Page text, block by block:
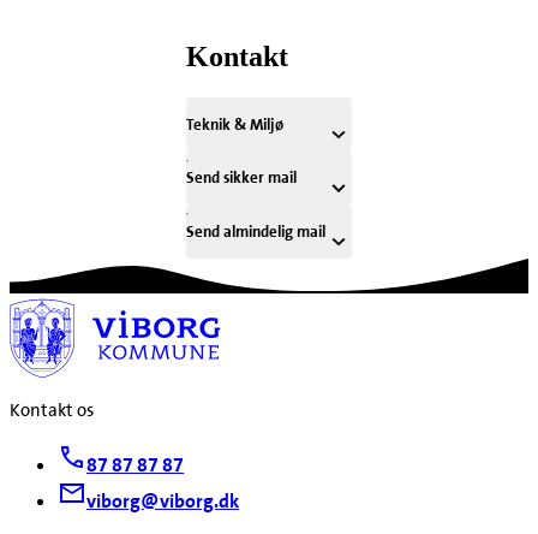
Kontakt
Teknik & Miljø
Send sikker mail
Send almindelig mail
Kontakt os
87 87 87 87
viborg@viborg.dk